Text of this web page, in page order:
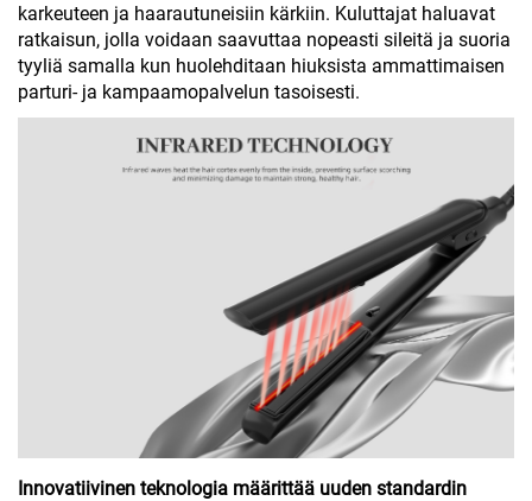
karkeuteen ja haarautuneisiin kärkiin. Kuluttajat haluavat
ratkaisun, jolla voidaan saavuttaa nopeasti sileitä ja suoria
tyyliä samalla kun huolehditaan hiuksista ammattimaisen
parturi- ja kampaamopalvelun tasoisesti.
Innovatiivinen teknologia määrittää uuden standardin